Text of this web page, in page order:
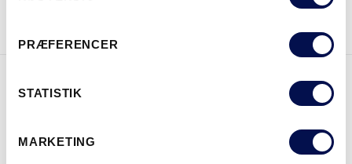
PRÆFERENCER
STATISTIK
MARKETING